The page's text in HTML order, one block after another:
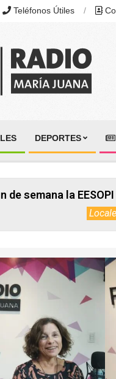
Teléfonos Útiles
DEPORTES
de semana la